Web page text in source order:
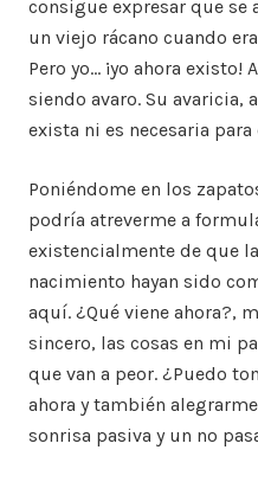
consigue expresar que se
un viejo rácano cuando
Pero yo… ¡yo ahora existo!
siendo avaro. Su avaricia,
exista ni es necesaria
Poniéndome en los
podría atreverme a
existencialmente de que
nacimiento hayan sido
aquí. ¿Qué viene ahora?,
sincero, las cosas en mi
que van a peor. ¿Puedo
ahora y también
sonrisa pasiva y un no